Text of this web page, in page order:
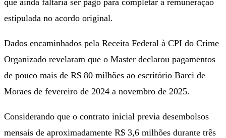
estipulada no acordo original.
Dados encaminhados pela Receita Federal à CPI do Crime
Organizado revelaram que o Master declarou pagamentos
de pouco mais de R$ 80 milhões ao escritório Barci de
Moraes de fevereiro de 2024 a novembro de 2025.
Considerando que o contrato inicial previa desembolsos
mensais de aproximadamente R$ 3,6 milhões durante três